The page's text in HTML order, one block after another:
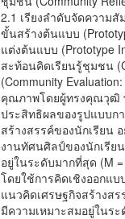
2.1 เรียงลําดับจัดความ
ขั้นสร้างต้นแบบ
แต่งต้นแบบ (Prototype
สะท้อนคิดเรียนรู้ชุมชน
(Community
คุณภาพโดยผู้ทรงคุณวุฒิ
ประสิทธิผลของรูปแบบก
สร้างสรรค์ของนักเรียน
งานทัศนศิลป์ของนักเรีย
อยู่ในระดับมากที่สุด (M
โดยใช้การคิดเชิงออกแ
แนวคิดเศรษฐกิจสร้างส
มีความเหมาะสมอยู่ในร